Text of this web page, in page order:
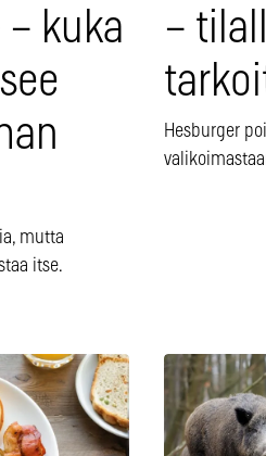
– kuka
mutta
itse.
–
Hesburger